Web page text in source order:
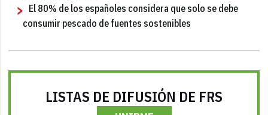
El 80% de los españoles considera que solo se debe
consumir pescado de fuentes sostenibles
LISTAS DE DIFUSIÓN DE FRS